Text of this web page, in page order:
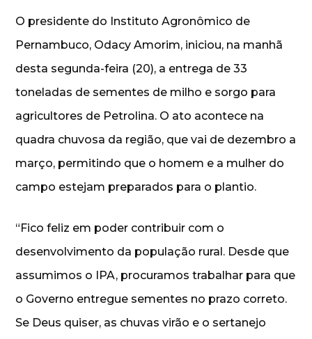
O presidente do Instituto Agronômico de
Pernambuco, Odacy Amorim, iniciou, na manhã
desta segunda-feira (20), a entrega de 33
toneladas de sementes de milho e sorgo para
agricultores de Petrolina. O ato acontece na
quadra chuvosa da região, que vai de dezembro a
março, permitindo que o homem e a mulher do
campo estejam preparados para o plantio.
“Fico feliz em poder contribuir com o
desenvolvimento da população rural. Desde que
assumimos o IPA, procuramos trabalhar para que
o Governo entregue sementes no prazo correto.
Se Deus quiser, as chuvas virão e o sertanejo